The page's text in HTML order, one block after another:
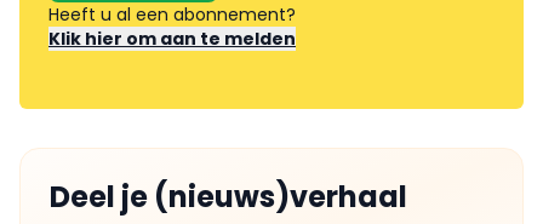
Heeft u al een abonnement?
Klik hier om aan te melden
Deel je (nieuws)verhaal